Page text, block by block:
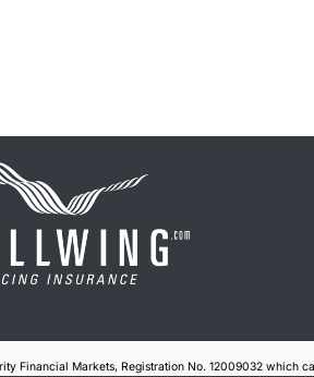
Financial Markets, Registration No. 12009032